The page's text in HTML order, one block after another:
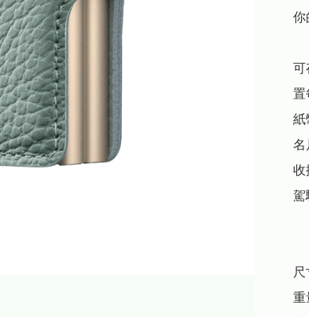
你
置
紙
名
收
駕
重